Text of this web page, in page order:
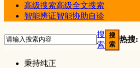
高级搜索高级全文搜索
智能辨证智能协助自诊
搜
索
搜
索
热搜:
秉持纯正